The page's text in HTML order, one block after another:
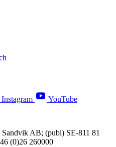
Instagram YouTube
AB; (publ) SE-811 81
(0)26 260000